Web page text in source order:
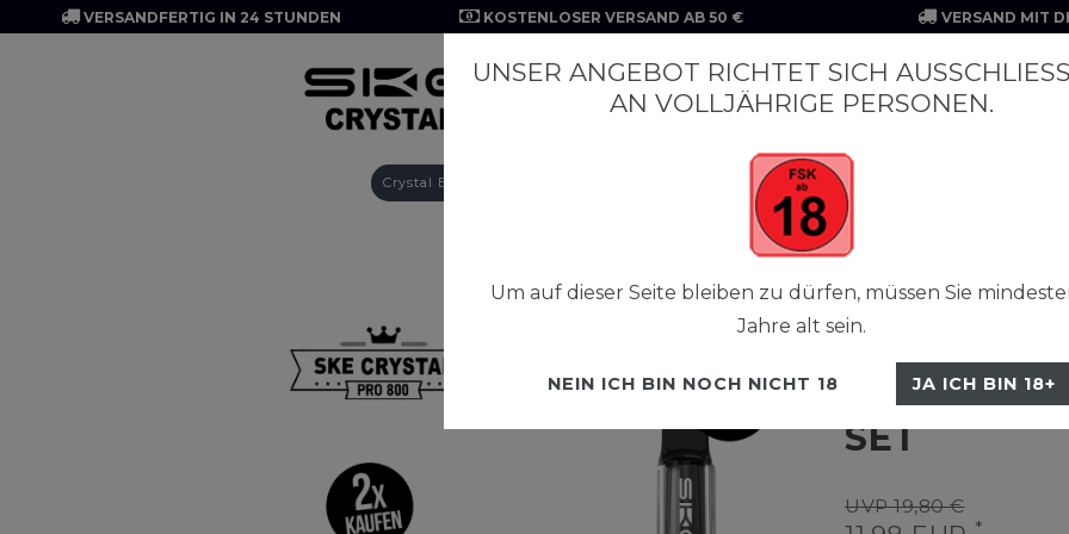
VERSANDFERTIG IN 24 STUNDEN KOSTENLOSER VERSAND AB 50 € VERSAND MIT
Crystal Edge 10K Crystal Plus
SKE Crystal Pro
SKE
SET
UVP 19,80 €
*
UNSER ANGEBOT RICHTET SICH
N VOLLJÄHRIGE PERSONEN.
Um auf dieser Seite bleiben zu dürfen, müssen Sie
Jahre alt sein.
NEIN ICH BIN NOCH NICHT 18 JA ICH BIN 18+